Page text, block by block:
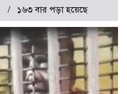
১৬৩ বার পড়া হয়েছে